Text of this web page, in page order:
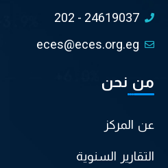
202 - 24619037
eces@eces.org.eg
من نحن
عن المركز
التقارير السنوية